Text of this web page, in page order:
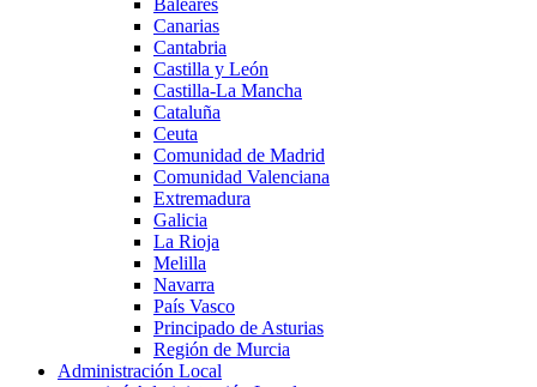
Canarias
Cantabria
Castilla y León
Castilla-La Mancha
Cataluña
Ceuta
Comunidad de Madrid
Comunidad Valenciana
Extremadura
Galicia
La Rioja
Melilla
Navarra
País Vasco
Principado de Asturias
Región de Murcia
Administración Local